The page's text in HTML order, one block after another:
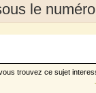
le
trouvez ce sujet